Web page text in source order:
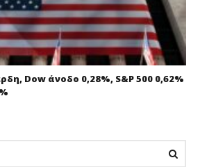
Dow άνοδο 0,28%, S&P 500 0,62%